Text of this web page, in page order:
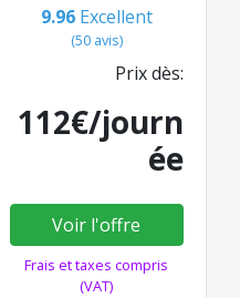
9.96 Excellent
(50 avis)
Prix dès:
112€/journ
ée
Voir l'offre
Frais et taxes compris
(VAT)